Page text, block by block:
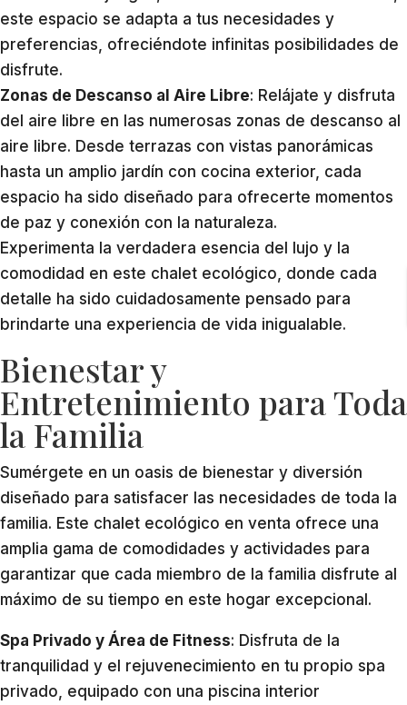
este espacio se adapta a tus necesidades y
preferencias, ofreciéndote infinitas posibilidades de
disfrute.
Zonas de Descanso al Aire Libre: Relájate y disfruta
del aire libre en las numerosas zonas de descanso al
aire libre. Desde terrazas con vistas panorámicas
hasta un amplio jardín con cocina exterior, cada
espacio ha sido diseñado para ofrecerte momentos
de paz y conexión con la naturaleza.
Experimenta la verdadera esencia del lujo y la
comodidad en este chalet ecológico, donde cada
detalle ha sido cuidadosamente pensado para
brindarte una experiencia de vida inigualable.
Bienestar y
Entretenimiento para Toda
la Familia
Sumérgete en un oasis de bienestar y diversión
diseñado para satisfacer las necesidades de toda la
familia. Este chalet ecológico en venta ofrece una
amplia gama de comodidades y actividades para
garantizar que cada miembro de la familia disfrute al
máximo de su tiempo en este hogar excepcional.
Spa Privado y Área de Fitness: Disfruta de la
tranquilidad y el rejuvenecimiento en tu propio spa
privado, equipado con una piscina interior